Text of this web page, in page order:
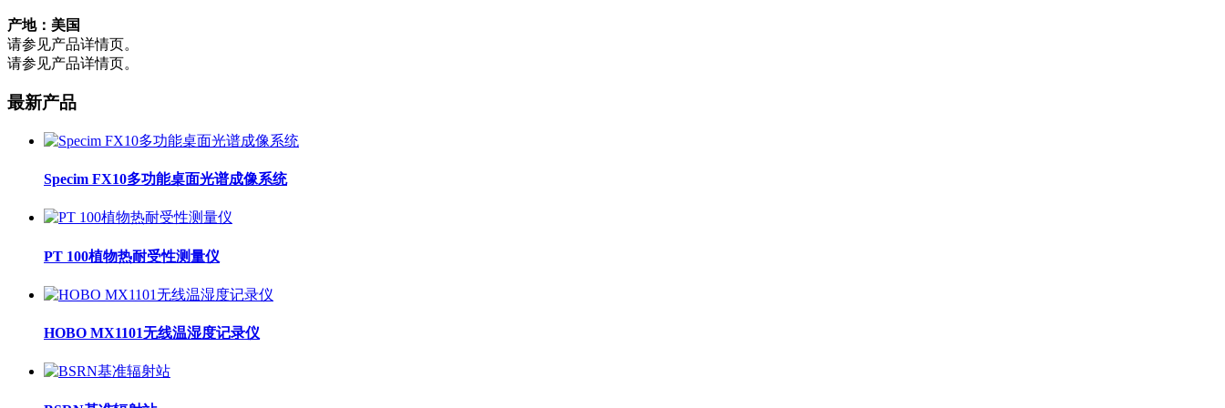
产地： 美国
请参见产品详情页。
请参见产品详情页。
最新产品
Specim FX10多功能桌面光谱成像系统
PT 100植物热耐受性测量仪
HOBO MX1101无线温湿度记录仪